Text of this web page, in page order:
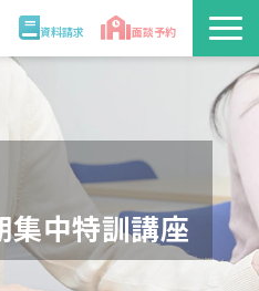
資料請求 面談予約
集中特訓講座